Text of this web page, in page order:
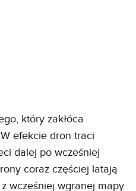
który zakłóca
efekcie dron traci
dalej po wcześniej
coraz częściej latają
wcześniej wgranej mapy